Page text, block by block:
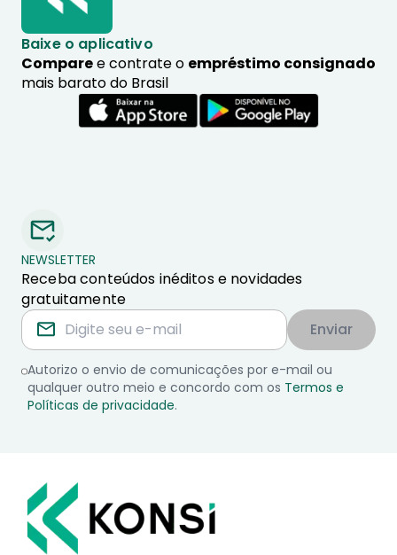
Baixe o aplicativo
Comparee contrate o empréstimo consignado
mais barato do Brasil
NEWSLETTER
Receba conteúdos inéditos e novidades
gratuitamente
Enviar
Autorizo o envio de comunicações por e-mail ou
qualquer outro meio e concordo com os Termos e
Políticas de privacidade.